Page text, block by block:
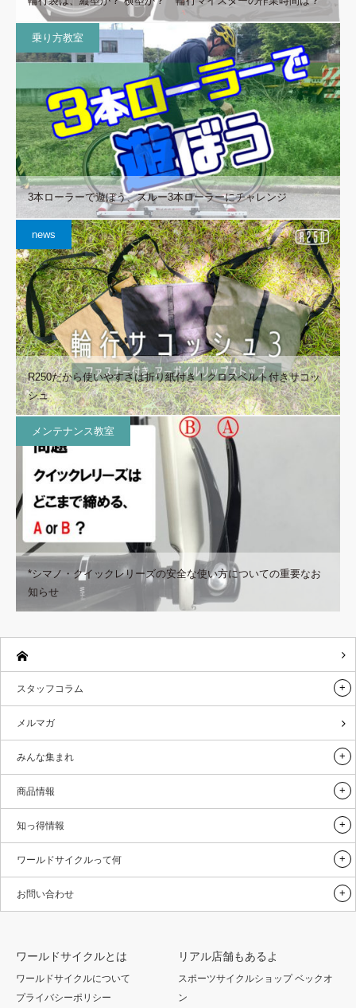
乗り方教室
3本ローラーで遊ぼう、スルー3本ローラーにチャレンジ
news
R250だから使いやすさは折り紙付き！クロスベルト付きサコッ
シュ
メンテナンス教室
*シマノ・クイックレリーズの安全な使い方についての重要なお
知らせ
スタッフコラム
メルマガ
みんな集まれ
商品情報
知っ得情報
ワールドサイクルって何
お問い合わせ
ワールドサイクルとは
ワールドサイクルについて
プライバシーポリシー
リアル店舗もあるよ
スポーツサイクルショップ ベックオ
ン